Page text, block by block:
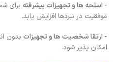
- اسلحه ها و تجهیزات پیشرفته برای
موفقیت در نبردها افزایش یابد.
- ارتقا شخصیت ها و تجهیزات بدون
امکان پذیر شود.